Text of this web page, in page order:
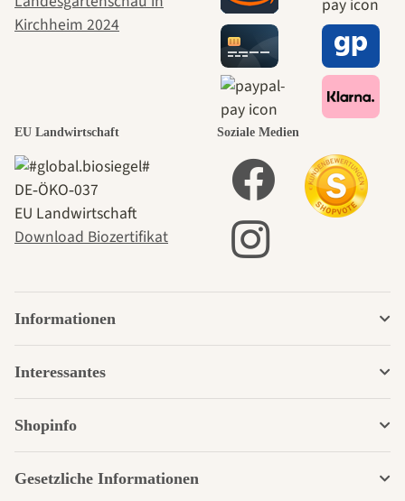
EU Landwirtschaft
DE‑ÖKO‑037
EU Landwirtschaft
Download Biozertifikat
Soziale Medien
Informationen
Interessantes
Shopinfo
Gesetzliche Informationen